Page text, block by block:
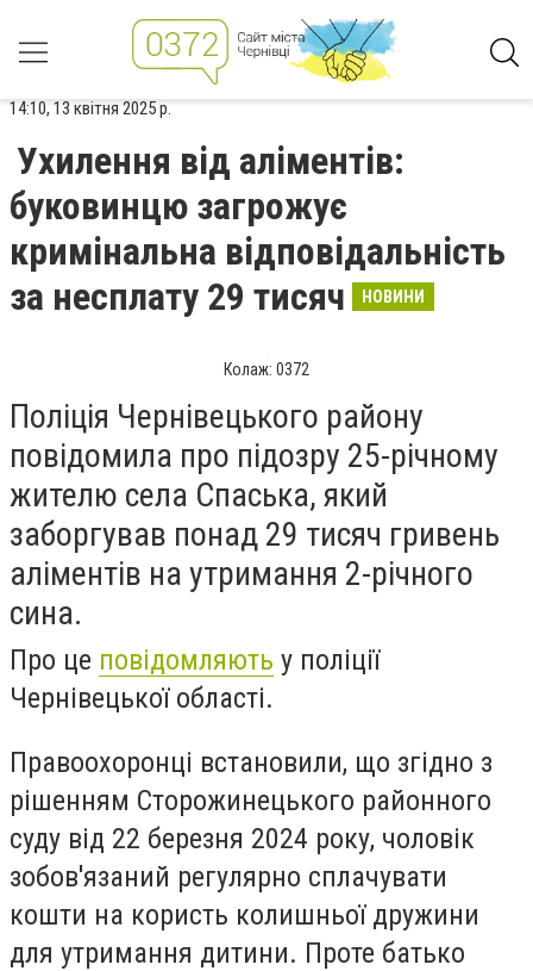
14:10, 13 квітня 2025 р.
Ухилення від аліментів:
буковинцю загрожує
кримінальна відповідальність
за несплату 29 тисяч
НОВИНИ
Колаж: 0372
Поліція Чернівецького району
повідомила про підозру 25-річному
жителю села Спаська, який
заборгував понад 29 тисяч гривень
аліментів на утримання 2-річного
сина.
Про це повідомляють у поліції
Чернівецької області.
Правоохоронці встановили, що згідно з
рішенням Сторожинецького районного
суду від 22 березня 2024 року, чоловік
зобов'язаний регулярно сплачувати
кошти на користь колишньої дружини
для утримання дитини. Проте батько